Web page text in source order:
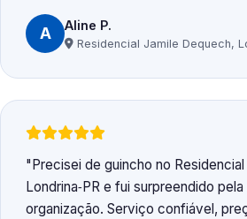
A Aline P.
Residencial Jamile Dequech,
Precisei de guincho no
Londrina‑PR e fui surpreendido
organização. Serviço confiável,